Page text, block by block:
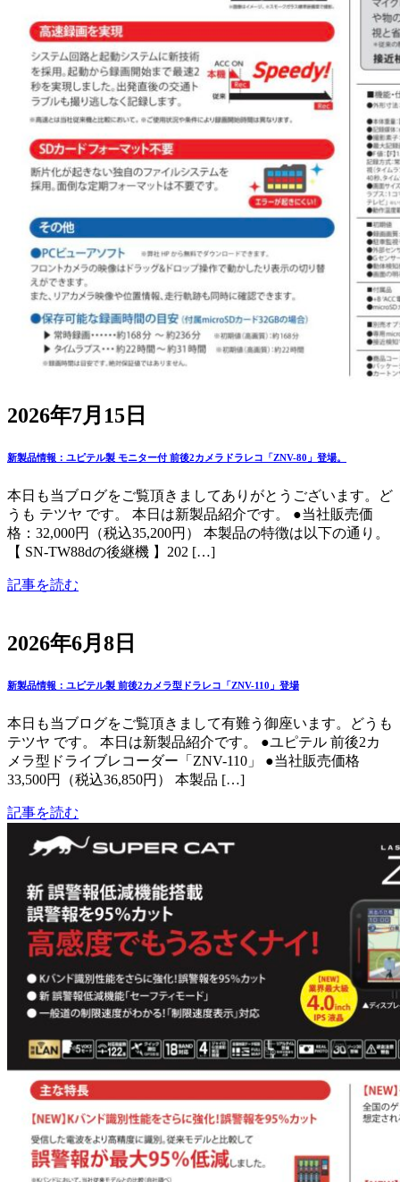
2026年7月15日
新製品情報：ユピテル製 モニター付 前後2カメラドラレコ「ZNV-80」登場。
本日も当ブログをご覧頂きましてありがとうございます。ど
うも テツヤ です。 本日は新製品紹介です。 ●当社販売価
格：32,000円（税込35,200円） 本製品の特徴は以下の通り。
【 SN-TW88dの後継機 】202 […]
記事を読む
2026年6月8日
新製品情報：ユピテル製 前後2カメラ型ドラレコ「ZNV-110」登場
本日も当ブログをご覧頂きまして有難う御座います。どうも
テツヤ です。 本日は新製品紹介です。 ●ユピテル 前後2カ
メラ型ドライブレコーダー「ZNV-110」 ●当社販売価格
33,500円（税込36,850円） 本製品 […]
記事を読む